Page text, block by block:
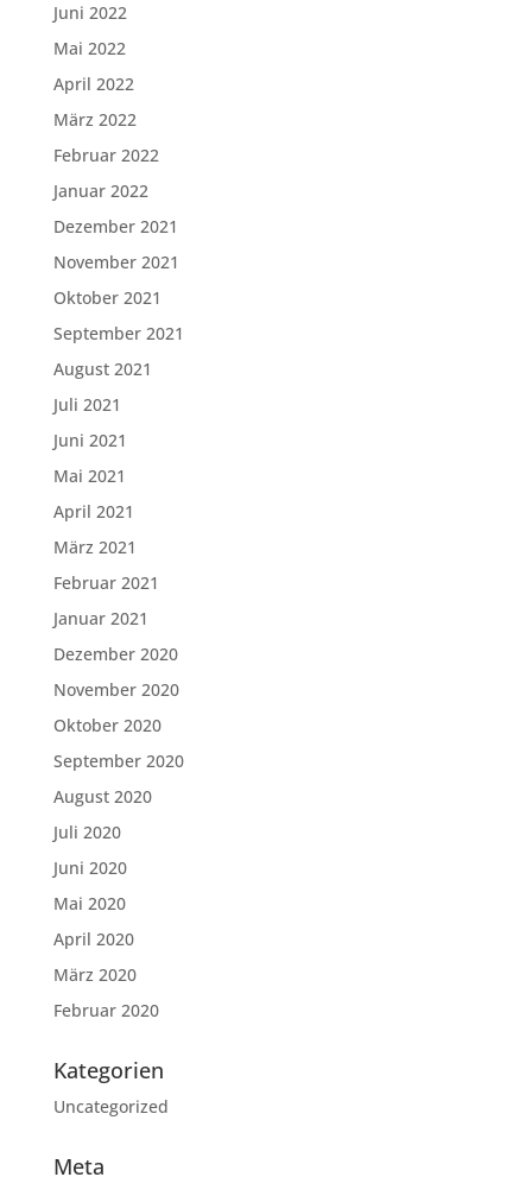
Juni 2022
Mai 2022
April 2022
März 2022
Februar 2022
Januar 2022
Dezember 2021
November 2021
Oktober 2021
September 2021
August 2021
Juli 2021
Juni 2021
Mai 2021
April 2021
März 2021
Februar 2021
Januar 2021
Dezember 2020
November 2020
Oktober 2020
September 2020
August 2020
Juli 2020
Juni 2020
Mai 2020
April 2020
März 2020
Februar 2020
Kategorien
Uncategorized
Meta